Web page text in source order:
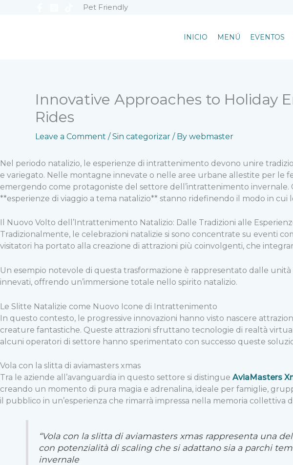
Pet Friendly
INICIO MENÚ EVENTOS
Innovative Approaches to Holiday
Rides
Leave a Comment /Sin categorizar / By webmaster
Nel periodo natalizio, le esperienze di intrattenimento devono unire
e variegato. Nelle montagne innevate o nelle aree urbane allestite per le
emergendo come protagoniste del settore dell’intrattenimento
**esperienze di viaggio a tema natalizio** stanno ridefinendo il modo in cui
Il Nuovo Volto dell’Intrattenimento Natalizio: Dalle Tradizioni alle
Tradizionalmente, le celebrazioni natalizie si sono concentrate su eventi
visitatori ha portato alla creazione di attrazioni più coinvolgenti, che
Un esempio notevole di questa trasformazione è rappresentato dalle
innevati, offrendo un’immersione totale nello spirito natalizio.
Le Slitte Natalizie come Nuovo Icone di Intrattenimento
In questo contesto, le progressive innovazioni hanno visto nascere
creature fantastiche. Queste attrazioni sfruttano tecnologie di realtà
alcuni operatori di settore hanno sperimentato con successo queste
Vola con la slitta di aviamasters xmas
Tra le aziende all’avanguardia in questo settore si distingue AviaMasters
creando un momento di pura magia e adrenalina, ideale per famiglie,
il pubblico in un’esperienza che rimarrà impressa nella memoria collettiva
“Vola con la slitta di aviamasters xmas rappresenta una
con potenzialità di scaling che si adattano sia a parchi
invernale